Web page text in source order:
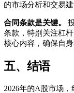
的市场分析和交易
合同条款是关键。
条款，特别关注杠
核心内容，确保自
五、结语
2026年的A股市场